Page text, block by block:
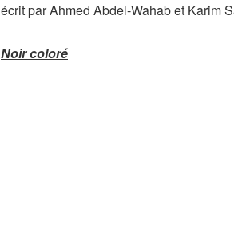
écrit par Ahmed Abdel-Wahab et Karim
Noir coloré